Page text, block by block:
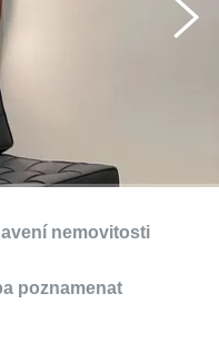
nemovitosti
poznamenat